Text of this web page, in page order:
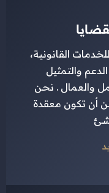
القانونية،
والتمثيل
والعمال . نحن
أن تكون معقدة